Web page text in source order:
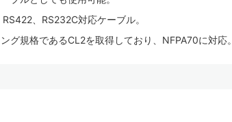
、RS232C対応ケーブル。
グ規格であるCL2を取得しており、NFPA70に対応。